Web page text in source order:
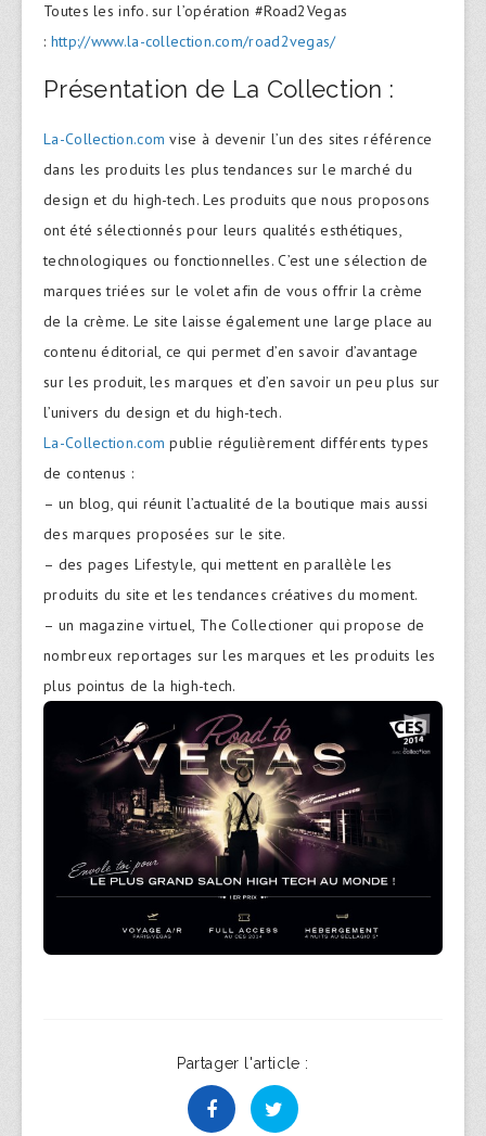
Toutes les info. sur l’opération #Road2Vegas
: http://www.la-collection.com/road2vegas/
Présentation de La Collection :
La-Collection.com vise à devenir l’un des sites référence
dans les produits les plus tendances sur le marché du
design et du high-tech. Les produits que nous proposons
ont été sélectionnés pour leurs qualités esthétiques,
technologiques ou fonctionnelles. C’est une sélection de
marques triées sur le volet afin de vous offrir la crème
de la crème. Le site laisse également une large place au
contenu éditorial, ce qui permet d’en savoir d’avantage
sur les produit, les marques et d’en savoir un peu plus sur
l’univers du design et du high-tech.
La-Collection.com publie régulièrement différents types
de contenus :
– un blog, qui réunit l’actualité de la boutique mais aussi
des marques proposées sur le site.
– des pages Lifestyle, qui mettent en parallèle les
produits du site et les tendances créatives du moment.
– un magazine virtuel, The Collectioner qui propose de
nombreux reportages sur les marques et les produits les
plus pointus de la high-tech.
Partager l'article :